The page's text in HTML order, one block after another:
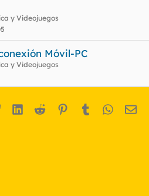
y Videojuegos
Móvil-PC
y Videojuegos
BlueskyLinkedIn
Reddit Pinterest
Tumblr